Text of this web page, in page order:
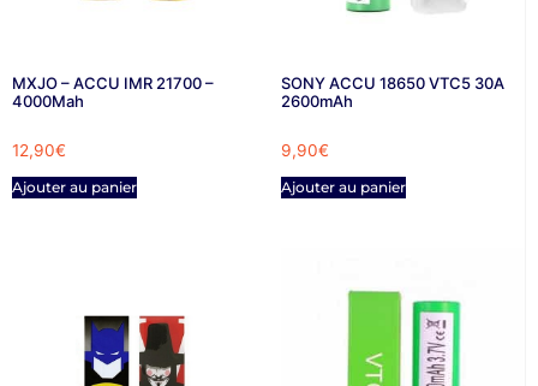
MXJO – ACCU IMR 21700 –
4000Mah
12,90€
Ajouter au panier
SONY ACCU 18650 VTC5 30A
2600mAh
9,90€
Ajouter au panier